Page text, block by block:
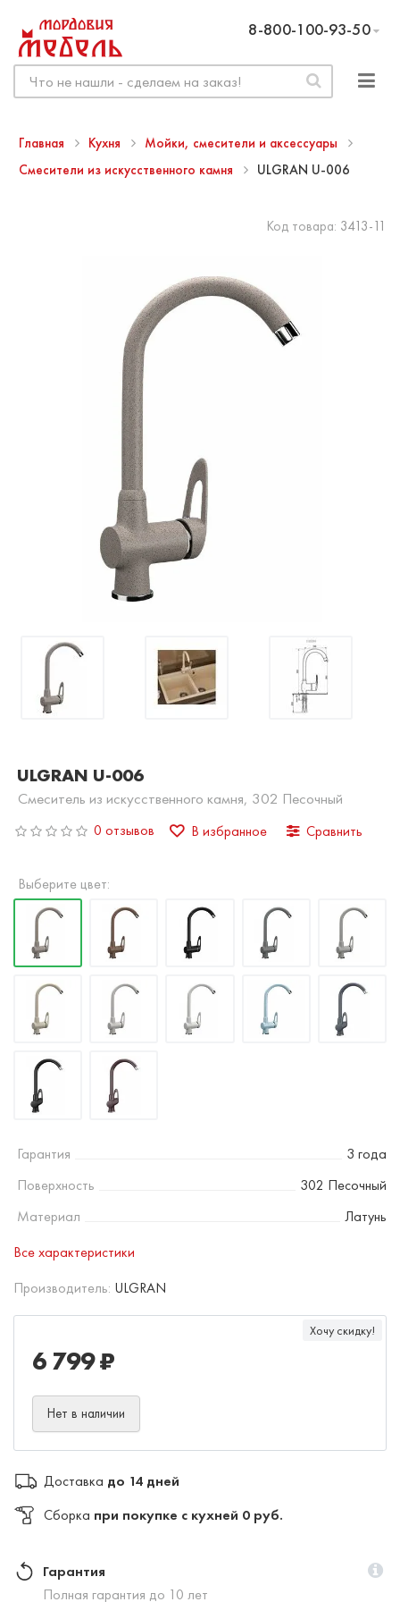
8-800-100-93-50
Главная Кухня
Мойки, смесители и аксессуары
Смесители из искусственного камня
ULGRAN U-006
Код товара: 3413-11
ULGRAN U-006
Смеситель из искусственного камня, 302 Песочный
0 отзывов В избранное Сравнить
Выберите цвет:
Гарантия
3 года
Поверхность
302 Песочный
Материал
Латунь
Все характеристики
Производитель: ULGRAN
Хочу скидку!
6 799 ₽
Нет в наличии
Доставка до 14 дней
Сборка при покупке с кухней 0 руб.
Гарантия
Полная гарантия до 10 лет